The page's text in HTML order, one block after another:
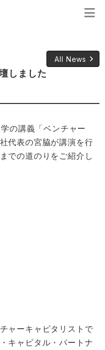
All News keyboard_arrow_right
しました
の講義「ベンチャー
代表の宮脇が講演を行
での道のりをご紹介し
ャーキャピタリストで
キャピタル・パートナ